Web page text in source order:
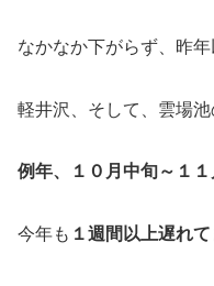
なかなか下がらず、昨年
軽井沢、そして、雲場池
例年、１０月中旬～１１
今年も １週間以上遅れ